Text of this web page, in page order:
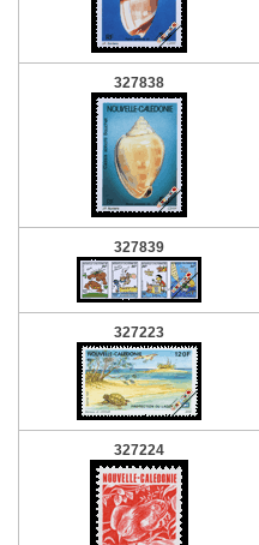
327838
327839
327223
327224